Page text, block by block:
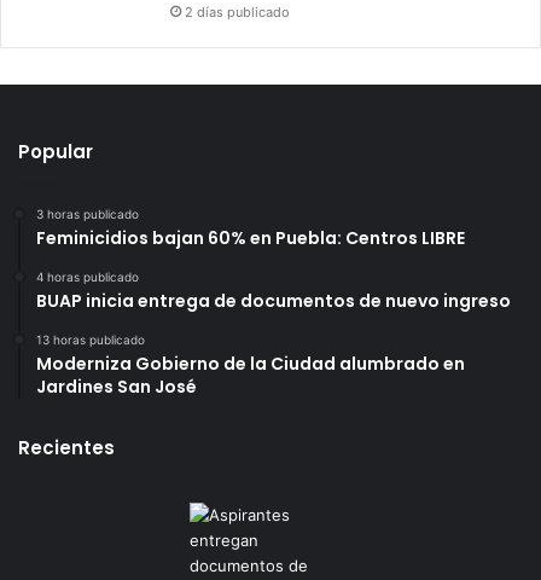
2 días publicado
Popular
3 horas publicado
Feminicidios bajan 60% en Puebla: Centros LIBRE
4 horas publicado
BUAP inicia entrega de documentos de nuevo ingreso
13 horas publicado
Moderniza Gobierno de la Ciudad alumbrado en
Jardines San José
Recientes